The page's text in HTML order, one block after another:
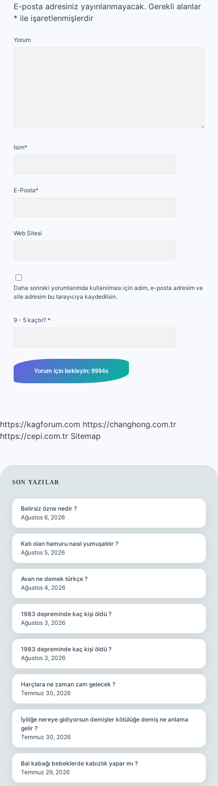
E-posta adresiniz yayınlanmayacak. Gerekli alanlar
* ile işaretlenmişlerdir
Yorum
İsim*
E-Posta*
Web Sitesi
Daha sonraki yorumlarımda kullanılması için adım, e-posta adresim ve
site adresim bu tarayıcıya kaydedilsin.
9 - 5 kaçtır? *
https://kagforum.com https://changhong.com.tr
https://cepi.com.tr Sitemap
SIDEBAR
SON YAZILAR
Belirsiz özne nedir ?
Ağustos 6, 2026
Katı olan hamuru nasıl yumuşatılır ?
Ağustos 5, 2026
Avan ne demek türkçe ?
Ağustos 4, 2026
1983 depreminde kaç kişi öldü ?
Ağustos 3, 2026
1983 depreminde kaç kişi öldü ?
Ağustos 3, 2026
Harçlara ne zaman zam gelecek ?
Temmuz 30, 2026
İyiliğe nereye gidiyorsun demişler kötülüğe demiş ne anlama
gelir ?
Temmuz 30, 2026
Bal kabağı bebeklerde kabızlık yapar mı ?
Temmuz 29, 2026